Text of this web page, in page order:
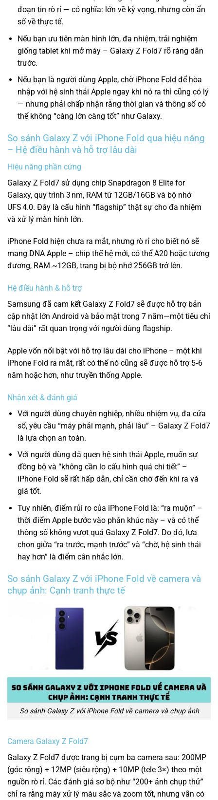
đoạn tin rò rỉ — có nghĩa: lớn về kỳ vọng, nhưng còn ẩn
số về thực tế.
Nếu bạn ưu tiên màn hình lớn, đa nhiệm, trải nghiệm
giống tablet khi mở máy – Galaxy Z Fold7 rõ ràng dẫn
trước.
Nếu bạn là người dùng Apple, chờ iPhone Fold để hòa
nhập với hệ sinh thái Apple ngay khi nó ra thì cũng có lý
— nhưng phải chấp nhận rằng thời gian và thông số có
thể không “càng lớn càng tốt” như Galaxy.
So sánh Galaxy Z với iPhone Fold qua hiệu năng
– Hệ điều hành và hỗ trợ lâu dài
Hiệu năng phần cứng
Galaxy Z Fold7 sử dụng chip Snapdragon 8 Elite for
Galaxy, quy trình 3 nm, RAM từ 12GB/16GB và bộ nhớ
UFS 4.0. Đây là cấu hình “flagship” thật sự cho đa nhiệm
và xử lý màn hình lớn.
iPhone Fold hiện chưa ra mắt, nhưng rò rỉ cho biết nó sẽ
mang DNA Apple – chip thế hệ mới, có thể A20 hoặc tương
đương, RAM ~12GB, trang bị bộ nhớ 256GB trở lên.
Hệ điều hành & hỗ trợ
Samsung đã cam kết Galaxy Z Fold7 sẽ được hỗ trợ bản
cập nhật lớn Android và bảo mật trong 7 năm—một tiêu chí
“lâu dài” rất quan trọng với người dùng flagship.
Apple vốn nổi bật với hỗ trợ lâu dài cho iPhone – một khi
iPhone Fold ra mắt, rất có thể nó cũng sẽ được hỗ trợ 5‑6
năm hoặc hơn, như truyền thống Apple.
Nhận xét & đánh giá
Với người dùng chuyên nghiệp, nhiều nhiệm vụ, đa cửa
sổ, yêu cầu “máy phải mạnh, phải lâu” – Galaxy Z Fold7
là lựa chọn an toàn.
Với người dùng đã quen hệ sinh thái Apple, muốn sự
đồng bộ và “không cần lo cấu hình quá chi tiết” –
iPhone Fold sẽ rất hấp dẫn, chỉ cần chờ đến khi ra và
giá tốt.
Tuy nhiên, điểm rủi ro của iPhone Fold là: “ra muộn” –
thời điểm Apple bước vào phân khúc này – và có thể
thông số không vượt quá Galaxy Z Fold7. Do đó, lựa
chọn giữa “ra trước, mạnh trước” và “chờ, hệ sinh thái
hay hơn” là điểm cân nhắc lớn.
So sánh Galaxy Z với iPhone Fold về camera và
chụp ảnh: Cạnh tranh thực tế
So sánh Galaxy Z với iPhone Fold về camera và chụp ảnh
Camera Galaxy Z Fold7
Galaxy Z Fold7 được trang bị cụm ba camera sau: 200MP
(góc rộng) + 12MP (siêu rộng) + 10MP (tele 3×) theo một
nguồn rò rỉ. Các đánh giá sơ bộ như “200+ ảnh chụp thử”
chỉ ra rằng máy xử lý màu sắc và zoom tốt, nhưng vẫn có